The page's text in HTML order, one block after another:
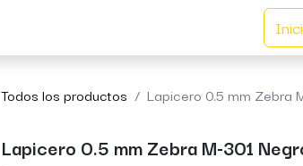
Todos los productos Lapicero 0.5 mm Zebra
Lapicero 0.5 mm Zebra M-301